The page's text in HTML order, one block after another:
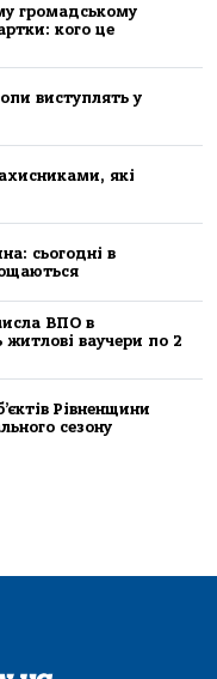
громадському
кого це
виступлять у
які
сьогодні в
ВПО в
житлові ваучери по 2
Рівненщини
сезону